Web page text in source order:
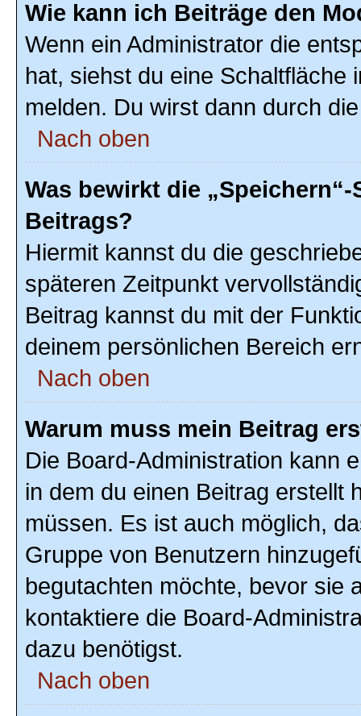
Wie kann ich Beiträge den
Wenn ein Administrator die
hat, siehst du eine Schaltfläche
melden. Du wirst dann durch
Nach oben
Was bewirkt die
Beitrags?
Hiermit kannst du die
späteren Zeitpunkt
Beitrag kannst du mit der
deinem persönlichen Bereich
Nach oben
Warum muss mein Beitrag
Die Board-Administration kann
in dem du einen Beitrag erstellt
müssen. Es ist auch möglich,
Gruppe von Benutzern
begutachten möchte, bevor sie
kontaktiere die Board-
dazu benötigst.
Nach oben